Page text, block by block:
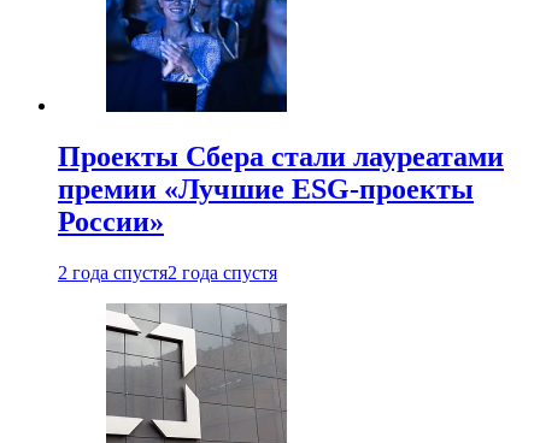
Проекты Сбера стали лауреатами
премии «Лучшие ESG-проекты
России»
2 года спустя2 года спустя